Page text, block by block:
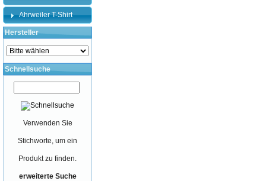
Ahrweiler T-Shirt
Hersteller
Schnellsuche
Verwenden Sie
Stichworte, um ein
Produkt zu finden.
erweiterte Suche